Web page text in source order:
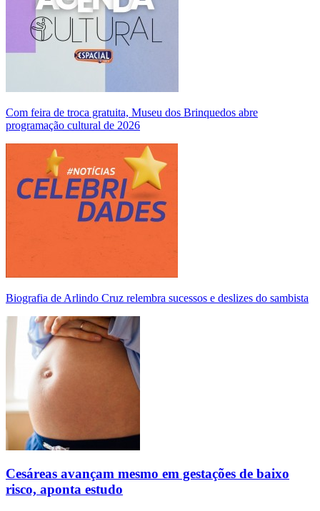
Com feira de troca gratuita, Museu dos Brinquedos abre
programação cultural de 2026
Biografia de Arlindo Cruz relembra sucessos e deslizes do sambista
Cesáreas avançam mesmo em gestações de baixo
risco, aponta estudo